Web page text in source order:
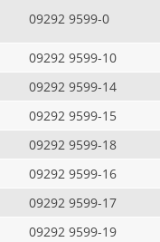
09292 9599-0
09292 9599-10
09292 9599-14
09292 9599-15
09292 9599-18
09292 9599-16
09292 9599-17
09292 9599-19